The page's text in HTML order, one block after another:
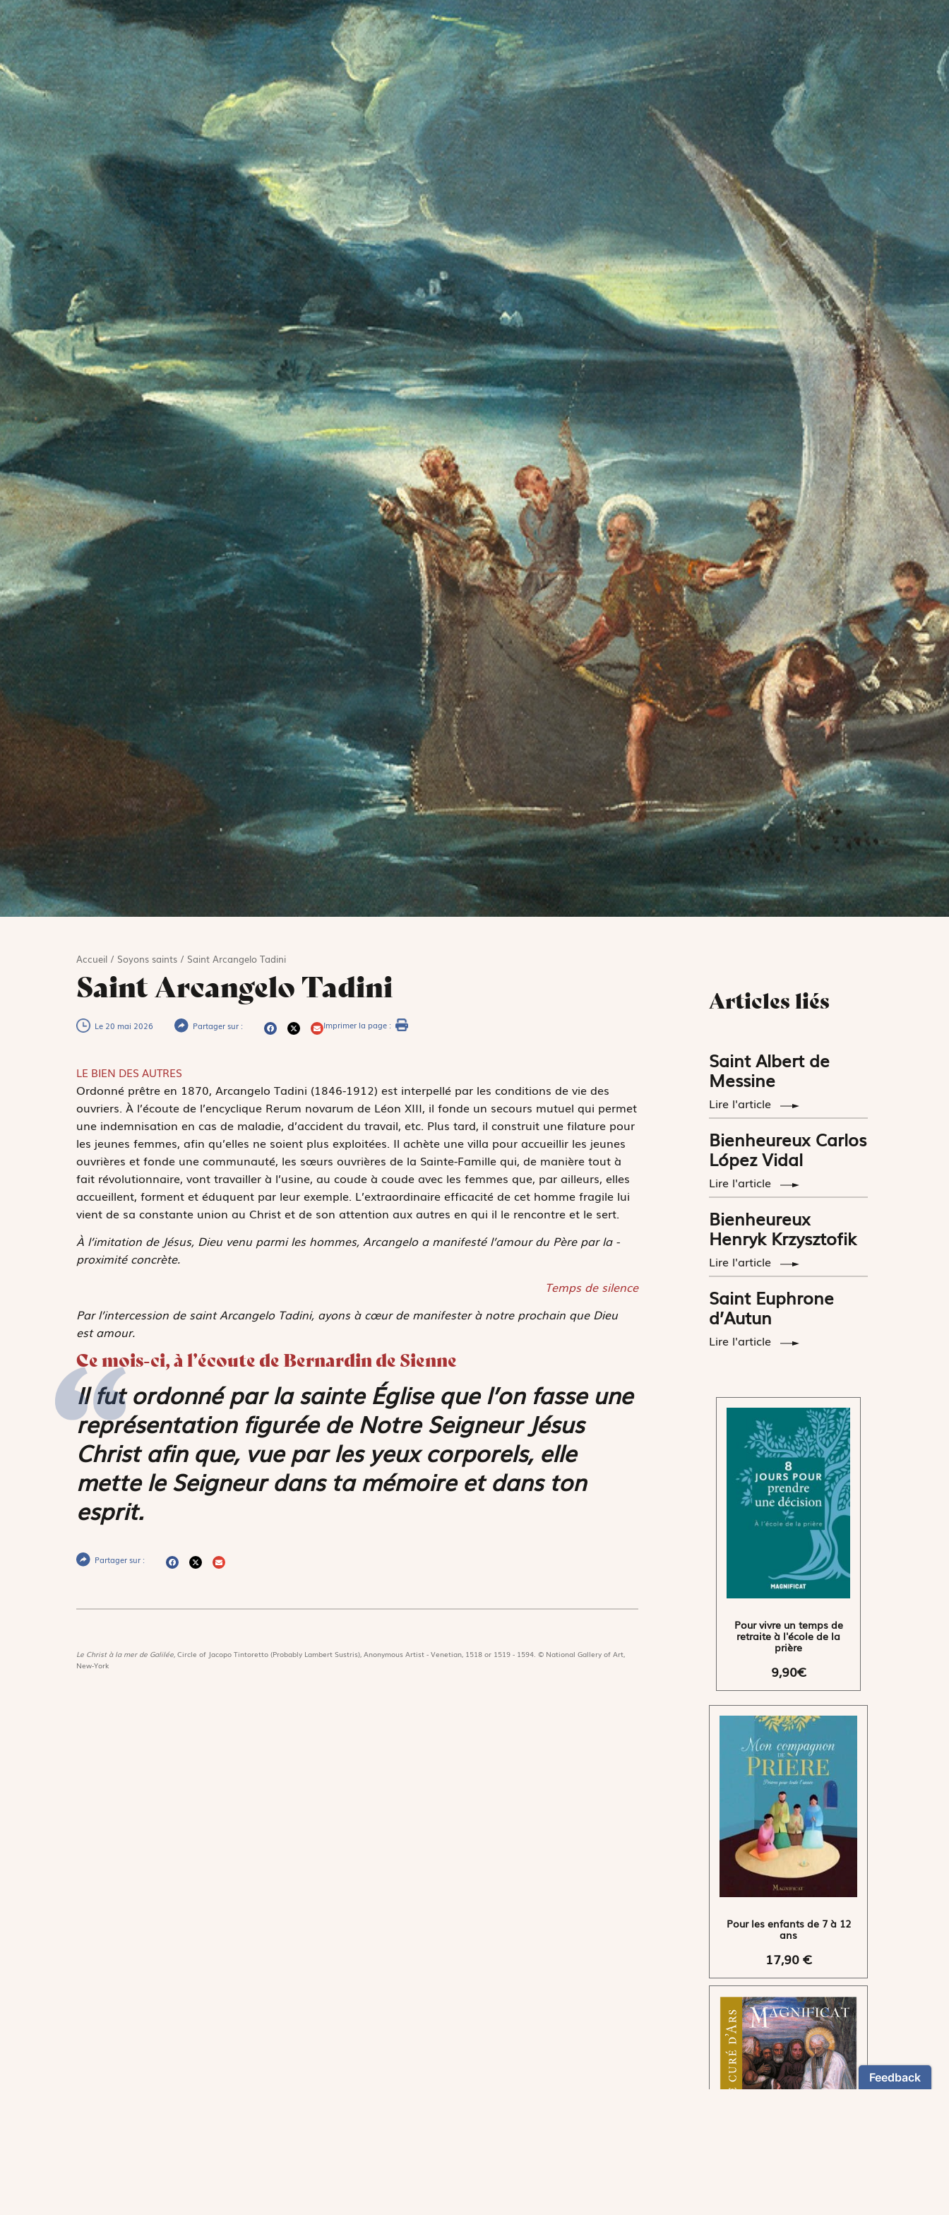
Accueil/ Soyons saints/ Saint Arcangelo Tadini
Saint Arcangelo Tadini
Le 20 mai 2026 Partager sur : Imprimer la page :
LE BIEN DES AUTRES
Ordonné prêtre en 1870, Arcangelo Tadini (1846-1912) est interpellé par les conditions de vie des
ouvriers. À l’écoute de l’encyclique Rerum novarum de Léon XIII, il fonde un secours mutuel qui permet
une indemnisation en cas de maladie, d’accident du travail, etc. Plus tard, il construit une filature pour
les jeunes femmes, afin qu’elles ne soient plus exploitées. Il achète une villa pour accueillir les jeunes
ouvrières et fonde une communauté, les sœurs ouvrières de la Sainte-Famille qui, de manière tout à
fait révolutionnaire, vont travailler à l’usine, au coude à coude avec les femmes que, par ailleurs, elles
accueillent, forment et éduquent par leur exemple. L’extraordinaire efficacité de cet homme fragile lui
vient de sa constante union au Christ et de son attention aux autres en qui il le rencontre et le sert.
À l’imitation de Jésus, Dieu venu parmi les hommes, Arcangelo a manifesté l’amour du Père par la ­
proximité concrète.
Temps de silence
Par l’intercession de saint Arcangelo Tadini, ayons à cœur de manifester à notre prochain que Dieu
est amour.
Ce mois-ci, à l’écoute de Bernardin de Sienne
Il fut ordonné par la sainte Église que l’on fasse une
­représentation figurée de Notre Seigneur Jésus
Christ afin que, vue par les yeux corporels, elle
mette le Seigneur dans ta mémoire et dans ton
esprit.
Partager sur :
Le Christ à la mer de Galilée, Circle of Jacopo Tintoretto (Probably Lambert Sustris), Anonymous Artist - Venetian, 1518 or 1519 - 1594. © National Gallery of Art,
New-York
Articles liés
Saint Albert de
Messine
Lire l'article
Bienheureux Carlos
López Vidal
Lire l'article
Bienheureux
Henryk Krzysztofik
Lire l'article
Saint Euphrone
d’Autun
Lire l'article
Pour vivre un temps de
retraite à l'école de la
prière
9,90€
Pour les enfants de 7 à 12
ans
17,90 €